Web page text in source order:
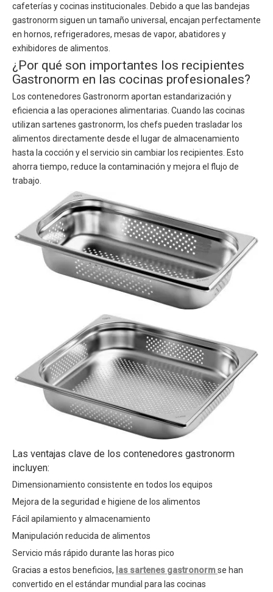
cafeterías y cocinas institucionales. Debido a que las bandejas
gastronorm siguen un tamaño universal, encajan perfectamente
en hornos, refrigeradores, mesas de vapor, abatidores y
exhibidores de alimentos.
¿Por qué son importantes los recipientes
Gastronorm en las cocinas profesionales?
Los contenedores Gastronorm aportan estandarización y
eficiencia a las operaciones alimentarias. Cuando las cocinas
utilizan sartenes gastronorm, los chefs pueden trasladar los
alimentos directamente desde el lugar de almacenamiento
hasta la cocción y el servicio sin cambiar los recipientes. Esto
ahorra tiempo, reduce la contaminación y mejora el flujo de
trabajo.
Las ventajas clave de los contenedores gastronorm
incluyen:
Dimensionamiento consistente en todos los equipos
Mejora de la seguridad e higiene de los alimentos
Fácil apilamiento y almacenamiento
Manipulación reducida de alimentos
Servicio más rápido durante las horas pico
Gracias a estos beneficios, las sartenes gastronormse han
convertido en el estándar mundial para las cocinas